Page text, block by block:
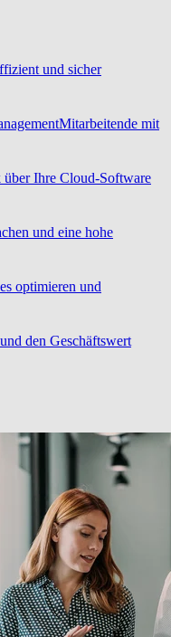
und sicher
Mitarbeitende mit
Ihre Cloud-Software
und eine hohe
optimieren und
den Geschäftswert